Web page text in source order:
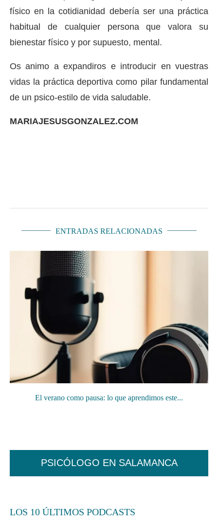
físico en la cotidianidad debería ser una práctica
habitual de cualquier persona que valora su
bienestar físico y por supuesto, mental.
Os animo a expandiros e introducir en vuestras
vidas la práctica deportiva como pilar fundamental
de un psico-estilo de vida saludable.
MARIAJESUSGONZALEZ.COM
ENTRADAS RELACIONADAS
El verano como pausa: lo que aprendimos este...
PSICÓLOGO EN SALAMANCA
LOS 10 ÚLTIMOS PODCASTS